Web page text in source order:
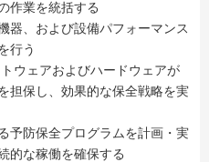
作業を統括する
器、および設備パフォーマンス
行う
ウェアおよびハードウェアが
担保し、効果的な保全戦略を実
予防保全プログラムを計画・実
的な稼働を確保する